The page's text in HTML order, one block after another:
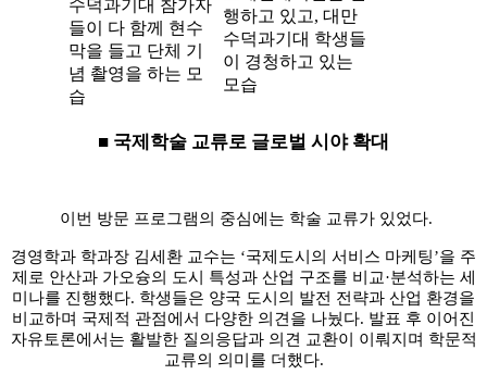
■ 국제학술 교류로 글로벌 시야 확대
이번 방문 프로그램의 중심에는 학술 교류가 있었다.
경영학과 학과장 김세환 교수는 ‘국제도시의 서비스 마케팅’을 주
제로 안산과 가오슝의 도시 특성과 산업 구조를 비교·분석하는 세
미나를 진행했다. 학생들은 양국 도시의 발전 전략과 산업 환경을
비교하며 국제적 관점에서 다양한 의견을 나눴다. 발표 후 이어진
자유토론에서는 활발한 질의응답과 의견 교환이 이뤄지며 학문적
교류의 의미를 더했다.